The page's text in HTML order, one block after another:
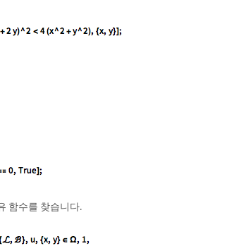
함수를 찾습니다.